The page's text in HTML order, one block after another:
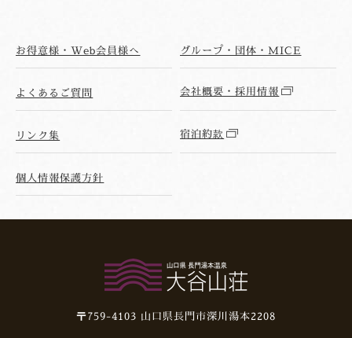
お得意様・Web会員様へ グループ・団体・MICE
よくあるご質問 会社概要・採用情報
リンク集 宿泊約款
個人情報保護方針
〒759-4103 山口県長門市深川湯本2208